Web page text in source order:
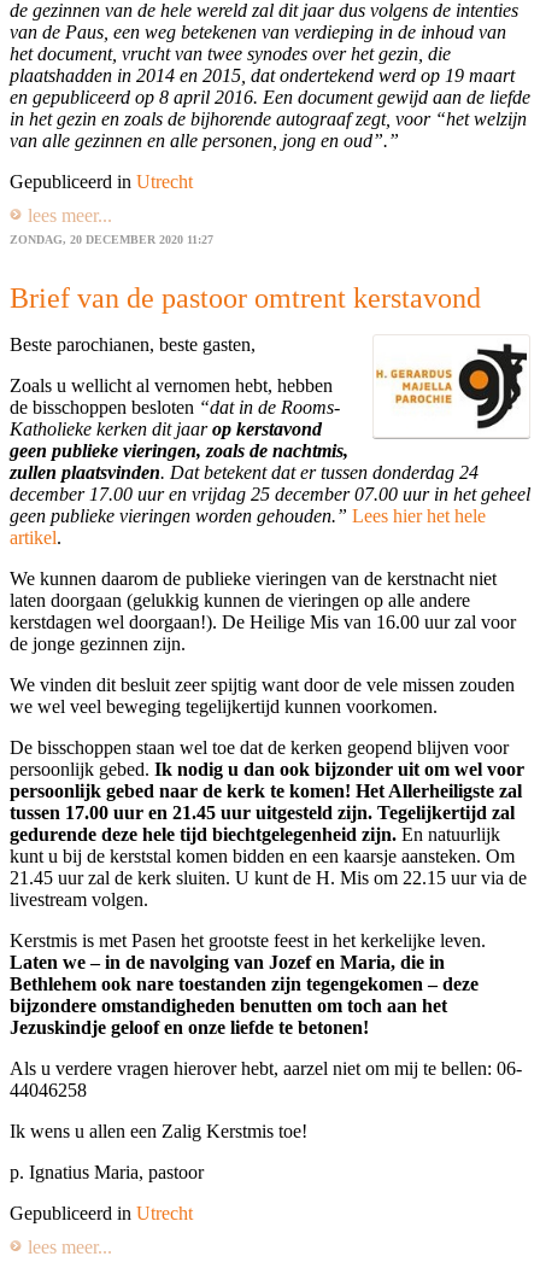
de gezinnen van de hele wereld zal dit jaar dus volgens de intenties
van de Paus, een weg betekenen van verdieping in de inhoud van
het document, vrucht van twee synodes over het gezin, die
plaatshadden in 2014 en 2015, dat ondertekend werd op 19 maart
en gepubliceerd op 8 april 2016. Een document gewijd aan de liefde
in het gezin en zoals de bijhorende autograaf zegt, voor “het welzijn
van alle gezinnen en alle personen, jong en oud”.”
Gepubliceerd in Utrecht
lees meer...
ZONDAG, 20 DECEMBER 2020 11:27
Brief van de pastoor omtrent kerstavond
Beste parochianen, beste gasten,
Zoals u wellicht al vernomen hebt, hebben
de bisschoppen besloten “dat in de Rooms-
Katholieke kerken dit jaarop kerstavond
geen publieke vieringen, zoals de nachtmis,
zullen plaatsvinden. Dat betekent dat er tussen donderdag 24
december 17.00 uur en vrijdag 25 december 07.00 uur in het geheel
geen publieke vieringen worden gehouden.” Lees hier het hele
artikel.
We kunnen daarom de publieke vieringen van de kerstnacht niet
laten doorgaan (gelukkig kunnen de vieringen op alle andere
kerstdagen wel doorgaan!). De Heilige Mis van 16.00 uur zal voor
de jonge gezinnen zijn.
We vinden dit besluit zeer spijtig want door de vele missen zouden
we wel veel beweging tegelijkertijd kunnen voorkomen.
De bisschoppen staan wel toe dat de kerken geopend blijven voor
persoonlijk gebed. Ik nodig u dan ook bijzonder uit om wel voor
persoonlijk gebed naar de kerk te komen! Het Allerheiligste zal
tussen 17.00 uur en 21.45 uur uitgesteld zijn. Tegelijkertijd zal
gedurende deze hele tijd biechtgelegenheid zijn. En natuurlijk
kunt u bij de kerststal komen bidden en een kaarsje aansteken. Om
21.45 uur zal de kerk sluiten. U kunt de H. Mis om 22.15 uur via de
livestream volgen.
Kerstmis is met Pasen het grootste feest in het kerkelijke leven.
Laten we – in de navolging van Jozef en Maria, die in
Bethlehem ook nare toestanden zijn tegengekomen – deze
bijzondere omstandigheden benutten om toch aan het
Jezuskindje geloof en onze liefde te betonen!
Als u verdere vragen hierover hebt, aarzel niet om mij te bellen: 06-
44046258
Ik wens u allen een Zalig Kerstmis toe!
p. Ignatius Maria, pastoor
Gepubliceerd in Utrecht
lees meer...